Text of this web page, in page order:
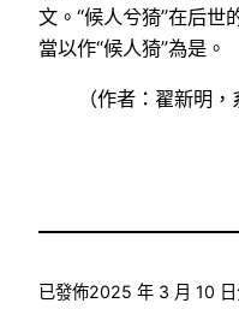
文。“候人兮猗”在后世
當以作“候人猗”為是。
（作者：翟新明
已發佈2025 年 3 月 10 日